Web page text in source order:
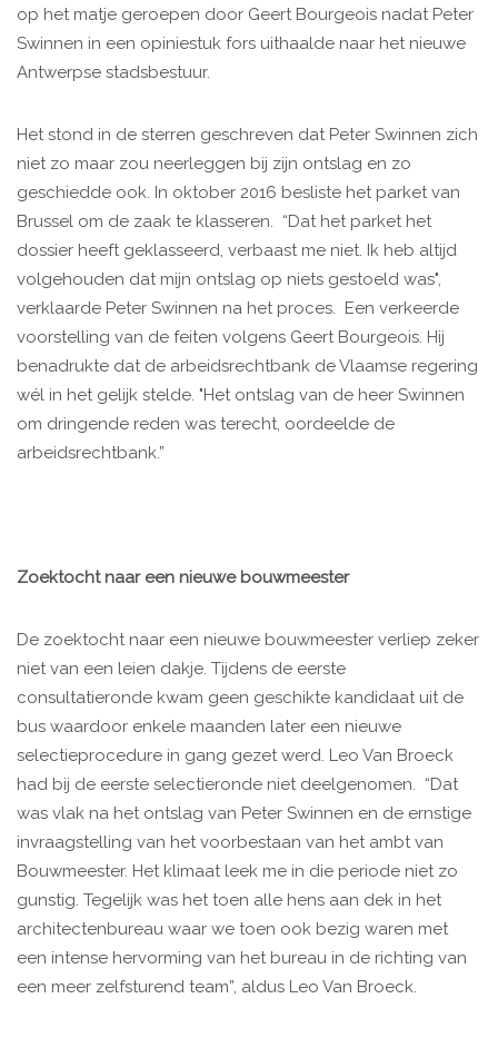
op het matje geroepen door Geert Bourgeois nadat Peter
Swinnen in een opiniestuk fors uithaalde naar het nieuwe
Antwerpse stadsbestuur.
Het stond in de sterren geschreven dat Peter Swinnen zich
niet zo maar zou neerleggen bij zijn ontslag en zo
geschiedde ook. In oktober 2016 besliste het parket van
Brussel om de zaak te klasseren. “Dat het parket het
dossier heeft geklasseerd, verbaast me niet. Ik heb altijd
volgehouden dat mijn ontslag op niets gestoeld was",
verklaarde Peter Swinnen na het proces. Een verkeerde
voorstelling van de feiten volgens Geert Bourgeois. Hij
benadrukte dat de arbeidsrechtbank de Vlaamse regering
wél in het gelijk stelde. "Het ontslag van de heer Swinnen
om dringende reden was terecht, oordeelde de
arbeidsrechtbank.”
Zoektocht naar een nieuwe bouwmeester
De zoektocht naar een nieuwe bouwmeester verliep zeker
niet van een leien dakje. Tijdens de eerste
consultatieronde kwam geen geschikte kandidaat uit de
bus waardoor enkele maanden later een nieuwe
selectieprocedure in gang gezet werd. Leo Van Broeck
had bij de eerste selectieronde niet deelgenomen. “Dat
was vlak na het ontslag van Peter Swinnen en de ernstige
invraagstelling van het voorbestaan van het ambt van
Bouwmeester. Het klimaat leek me in die periode niet zo
gunstig. Tegelijk was het toen alle hens aan dek in het
architectenbureau waar we toen ook bezig waren met
een intense hervorming van het bureau in de richting van
een meer zelfsturend team”, aldus Leo Van Broeck.